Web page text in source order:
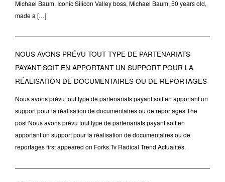
Michael Baum. Iconic Silicon Valley boss, Michael Baum, 50 years old,
made a […]
NOUS AVONS PRÉVU TOUT TYPE DE PARTENARIATS
PAYANT SOIT EN APPORTANT UN SUPPORT POUR LA
RÉALISATION DE DOCUMENTAIRES OU DE REPORTAGES
Nous avons prévu tout type de partenariats payant soit en apportant un
support pour la réalisation de documentaires ou de reportages The
post Nous avons prévu tout type de partenariats payant soit en
apportant un support pour la réalisation de documentaires ou de
reportages first appeared on Forks.Tv Radical Trend Actualités.